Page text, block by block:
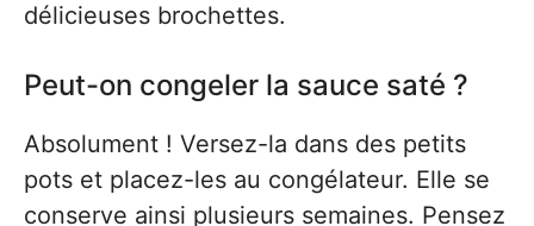
délicieuses brochettes.
Peut-on congeler la sauce saté ?
Absolument ! Versez-la dans des petits
pots et placez-les au congélateur. Elle se
conserve ainsi plusieurs semaines. Pensez